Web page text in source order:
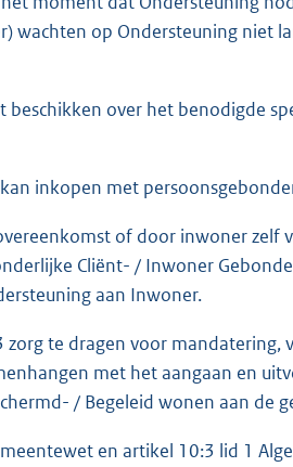
wachten op Ondersteuning niet
over het benodigde
inkopen met
of door inwoner zelf
Cliënt- / Inwoner
aan Inwoner.
te dragen voor mandatering,
met het aangaan en
/ Begeleid wonen aan de
en artikel 10:3 lid 1